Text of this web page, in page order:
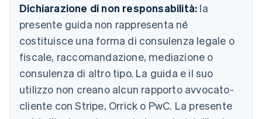
Dichiarazione di non responsabilità: la
presente guida non rappresenta né
costituisce una forma di consulenza legale o
fiscale, raccomandazione, mediazione o
consulenza di altro tipo. La guida e il suo
utilizzo non creano alcun rapporto avvocato-
cliente con Stripe, Orrick o PwC. La presente
Cipro
English
Croazia
EnglishItaliano
Danimarca
English
English
Estonia
English